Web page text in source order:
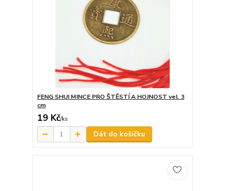
FENG SHUI MINCE PRO ŠTĚSTÍ A HOJNOST vel. 3
cm
19 Kč/ks
Dát do košíčku